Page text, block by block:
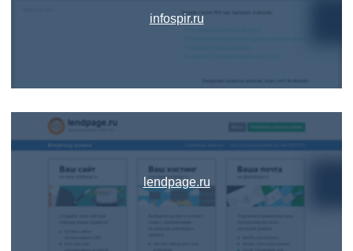
infospir.ru
lendpage.ru